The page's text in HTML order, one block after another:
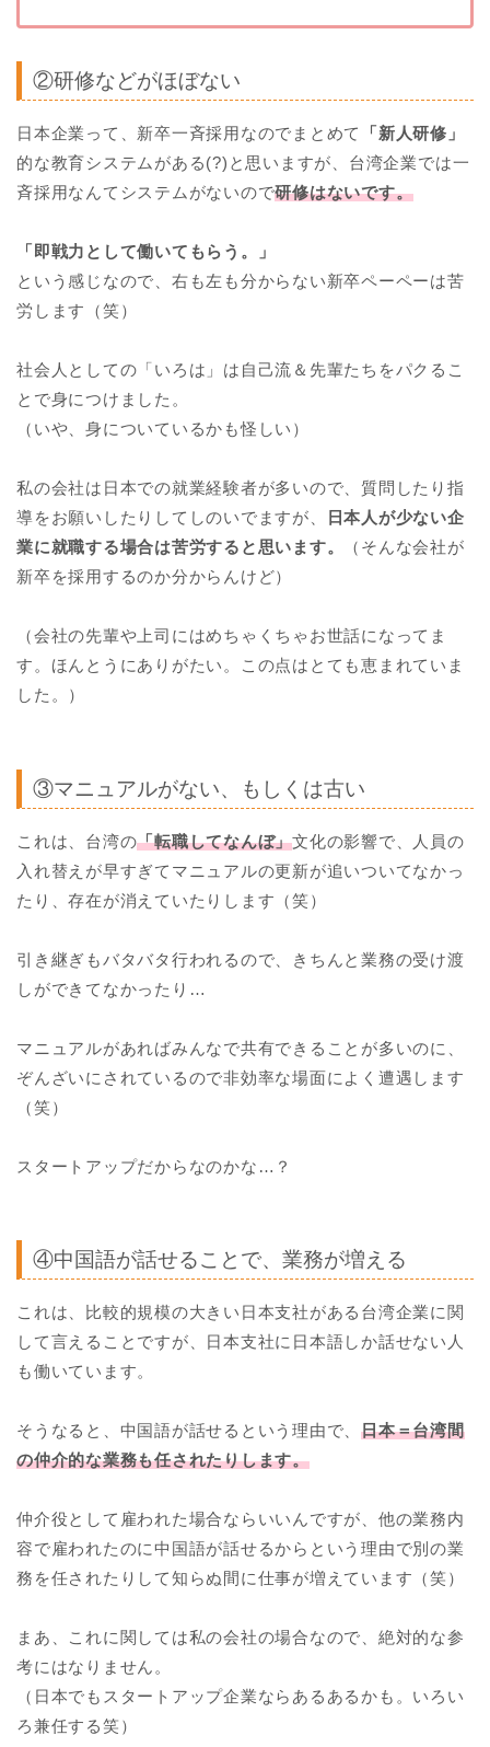
②研修などがほぼない
日本企業って、新卒一斉採用なのでまとめて
「新人研修」
的な教育システムがある(?)と思いますが、台湾企業では一
斉採用なんてシステムがないので研修はないです。
「即戦力として働いてもらう。」
という感じなので、右も左も分からない新卒ペーペーは苦
労します（笑）
社会人としての「いろは」は自己流＆先輩たちをパクるこ
とで身につけました。
（いや、身についているかも怪しい）
私の会社は日本での就業経験者が多いので、質問したり指
導をお願いしたりしてしのいでますが、
日本人が少ない企
業に就職する場合は苦労すると思います。
（そんな会社が
新卒を採用するのか分からんけど）
（会社の先輩や上司にはめちゃくちゃお世話になってま
す。ほんとうにありがたい。この点はとても恵まれていま
した。）
③マニュアルがない、もしくは古い
これは、台湾の「転職してなんぼ」文化の影響で、人員の
入れ替えが早すぎてマニュアルの更新が追いついてなかっ
たり、存在が消えていたりします（笑）
引き継ぎもバタバタ行われるので、きちんと業務の受け渡
しができてなかったり…
マニュアルがあればみんなで共有できることが多いのに、
ぞんざいにされているので非効率な場面によく遭遇します
（笑）
スタートアップだからなのかな…？
④中国語が話せることで、業務が増える
これは、比較的規模の大きい日本支社がある台湾企業に関
して言えることですが、日本支社に日本語しか話せない人
も働いています。
そうなると、中国語が話せるという理由で、日本＝台湾間
の仲介的な業務も任されたりします。
仲介役として雇われた場合ならいいんですが、他の業務内
容で雇われたのに中国語が話せるからという理由で別の業
務を任されたりして知らぬ間に仕事が増えています（笑）
まあ、これに関しては私の会社の場合なので、絶対的な参
考にはなりません。
（日本でもスタートアップ企業ならあるあるかも。いろい
ろ兼任する笑）